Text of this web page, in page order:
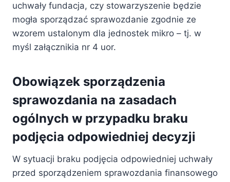
uchwały fundacja, czy stowarzyszenie będzie
mogła sporządzać sprawozdanie zgodnie ze
wzorem ustalonym dla jednostek mikro – tj. w
myśl załącznikia nr 4 uor.
Obowiązek sporządzenia
sprawozdania na zasadach
ogólnych w przypadku braku
podjęcia odpowiedniej decyzji
W sytuacji braku podjęcia odpowiedniej uchwały
przed sporządzeniem sprawozdania finansowego